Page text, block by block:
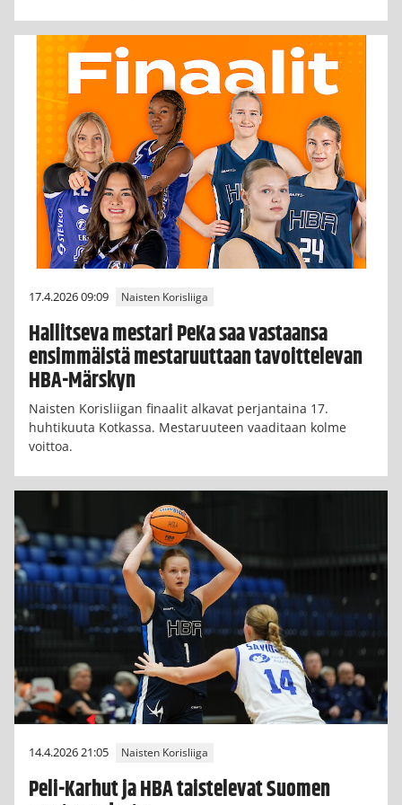
17.4.2026 09:09 Naisten Korisliiga
Hallitseva mestari PeKa saa vastaansa
ensimmäistä mestaruuttaan tavoittelevan
HBA-Märskyn
Naisten Korisliigan finaalit alkavat perjantaina 17.
huhtikuuta Kotkassa. Mestaruuteen vaaditaan kolme
voittoa.
14.4.2026 21:05 Naisten Korisliiga
Peli-Karhut ja HBA taistelevat Suomen